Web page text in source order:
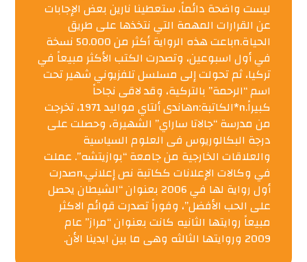
ليست واضحة دائماً، ستعطينا نارين بعض الإجابات
عن القرارات المهمة التي نتخذها على طريق
الحياة.nباعت هذه الرواية أكثر من 50.000 نسخة
في أول اسبوعين، وتصدرت الكتب الأكثر مبيعاً في
تركيا، ثم تحولت إلى مسلسل تلفزيوني شهير تحت
اسم “الرحمة” بالتركية، وقد لاقى نجاحاً
كبيراً.n*الكاتبة:nهاندى ألتاي مواليد 1971، تخرجت
من مدرسة “جالاتا ساراي” الشهيرة، وحصلت على
درجة البكالوريوس فى العلوم السياسية
والعلاقات الخارجية من جامعة “بوازيتشه”. عملت
في وكالات الإعلانات ككاتبة نص إعلاني.nصدرت
أول رواية لها في 2006 بعنوان “الشيطان يحصل
على الحب الأفضل”، وفوراً تصدرت قوائم الاكثر
مبيعاً روايتها الثانيه كانت بعنوان “مراز” عام
2009 وروايتها الثالثه وهى ما بين ايدينا الأن.